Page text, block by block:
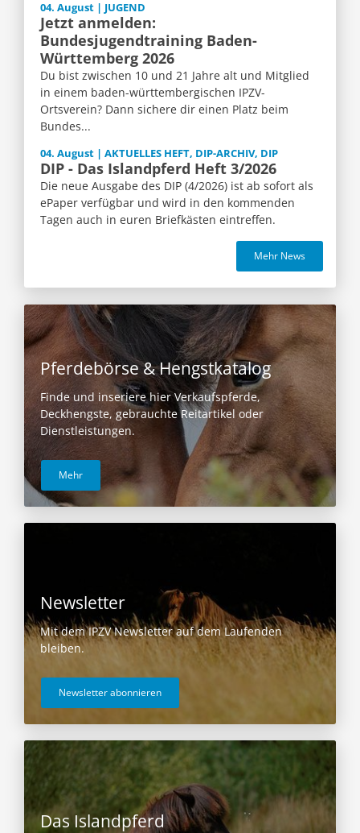
04. August | JUGEND
Jetzt anmelden:
Bundesjugendtraining Baden-
Württemberg 2026
Du bist zwischen 10 und 21 Jahre alt und Mitglied
in einem baden-württembergischen IPZV-
Ortsverein? Dann sichere dir einen Platz beim
Bundes...
04. August | AKTUELLES HEFT, DIP-ARCHIV, DIP
DIP - Das Islandpferd Heft 3/2026
Die neue Ausgabe des DIP (4/2026) ist ab sofort als
ePaper verfügbar und wird in den kommenden
Tagen auch in euren Briefkästen eintreffen.
Mehr News
Pferdebörse & Hengstkatalog
Finde und inseriere hier Verkaufspferde,
Deckhengste, gebrauchte Reitartikel oder
Dienstleistungen.
Mehr
Newsletter
Mit dem IPZV Newsletter auf dem Laufenden
bleiben.
Newsletter abonnieren
Das Islandpferd